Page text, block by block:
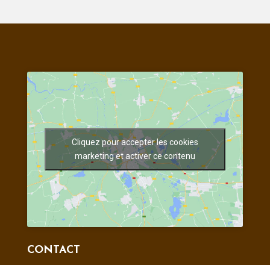
Cliquez pour accepter les cookies
marketing et activer ce contenu
CONTACT